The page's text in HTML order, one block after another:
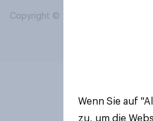
Copyright © 2026 YouGov PLC.
Wenn Sie auf
zu, um die